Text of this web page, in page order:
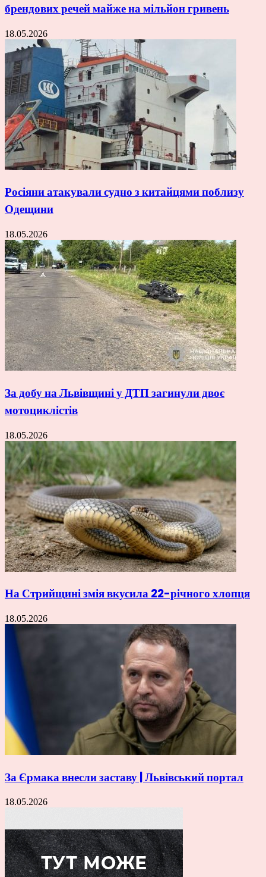
брендових речей майже на мільйон гривень
18.05.2026
Росіяни атакували судно з китайцями поблизу
Одещини
18.05.2026
За добу на Львівщині у ДТП загинули двоє
мотоциклістів
18.05.2026
На Стрийщині змія вкусила 22-річного хлопця
18.05.2026
За Єрмака внесли заставу | Львівський портал
18.05.2026